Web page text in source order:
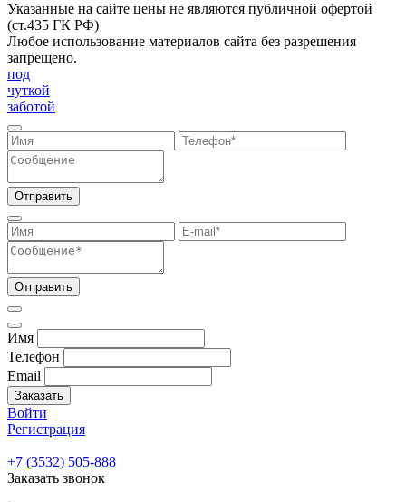
Указанные на сайте цены не являются публичной офертой
(ст.435 ГК РФ)
Любое использование материалов сайта без разрешения
запрещено.
под
чуткой
заботой
Отправить
Отправить
Имя
Телефон
Email
Заказать
Войти
Регистрация
+7 (3532) 505-888
Заказать звонок